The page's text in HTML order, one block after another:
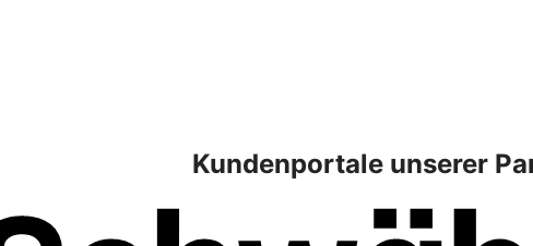
Kundenportale unserer